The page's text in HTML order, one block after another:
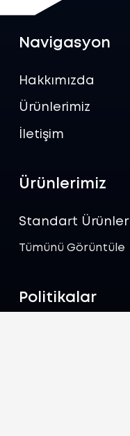
Navigasyon
Hakkımızda
Ürünlerimiz
İletişim
Ürünlerimiz
Standart Ürünler
Tümünü Görüntüle
Politikalar